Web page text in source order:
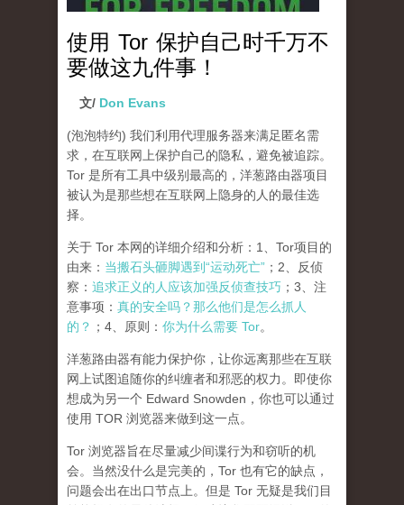
使用 Tor 保护自己时千万不
要做这九件事！
文/ Don Evans
(泡泡特约) 我们利用代理服务器来满足匿名需
求，在互联网上保护自己的隐私，避免被追踪。
Tor 是所有工具中级别最高的，洋葱路由器项目
被认为是那些想在互联网上隐身的人的最佳选
择。
关于 Tor 本网的详细介绍和分析：1、Tor项目的
由来： 当搬石头砸脚遇到“运动死亡” ；2、反侦
察： 追求正义的人应该加强反侦查技巧 ；3、注
意事项： 真的安全吗？那么他们是怎么抓人
的？ ；4、原则： 你为什么需要 Tor。
洋葱路由器有能力保护你，让你远离那些在互联
网上试图追随你的纠缠者和邪恶的权力。即使你
想成为另一个 Edward Snowden，你也可以通过
使用 TOR 浏览器来做到这一点。
Tor 浏览器旨在尽量减少间谍行为和窃听的机
会。当然没什么是完美的，Tor 也有它的缺点，
问题会出在出口节点上。但是 Tor 无疑是我们目